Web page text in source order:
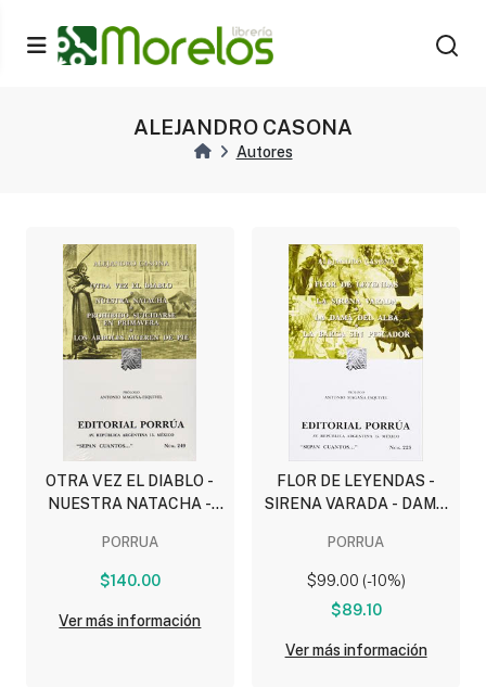
ALEJANDRO CASONA
Autores
OTRA VEZ EL DIABLO -
NUESTRA NATACHA -
EN PRIMAVERA - LOS
ARBOLES MUEREN DE
PORRUA
$140.00
Ver más información
FLOR DE LEYENDAS -
SIRENA VARADA - DAMA
PESCADOR
PORRUA
$99.00 (-10%)
$89.10
Ver más información